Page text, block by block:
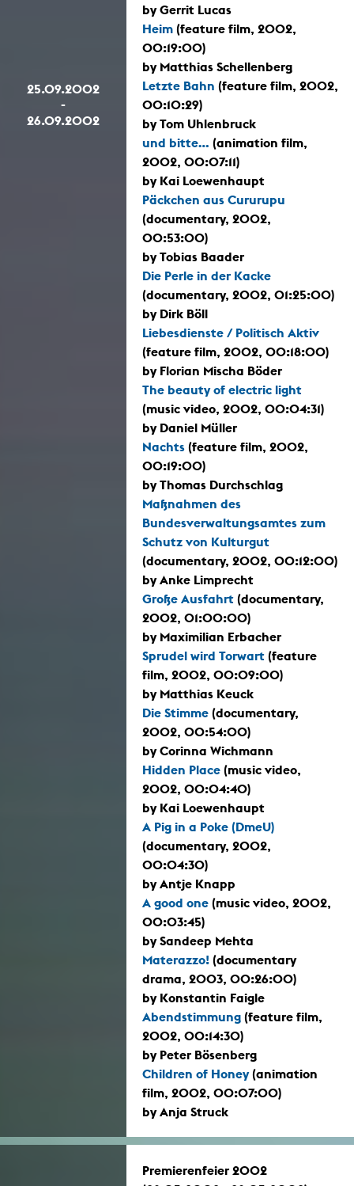
25.09.2002
-
26.09.2002
by Gerrit Lucas
Heim (feature film, 2002,
00:19:00)
by Matthias Schellenberg
Letzte Bahn (feature film, 2002,
00:10:29)
by Tom Uhlenbruck
und bitte... (animation film,
2002, 00:07:11)
by Kai Loewenhaupt
Päckchen aus Cururupu
(documentary, 2002,
00:53:00)
by Tobias Baader
Die Perle in der Kacke
(documentary, 2002, 01:25:00)
by Dirk Böll
Liebesdienste / Politisch Aktiv
(feature film, 2002, 00:18:00)
by Florian Mischa Böder
The beauty of electric light
(music video, 2002, 00:04:31)
by Daniel Müller
Nachts (feature film, 2002,
00:19:00)
by Thomas Durchschlag
Maßnahmen des
Bundesverwaltungsamtes zum
Schutz von Kulturgut
(documentary, 2002, 00:12:00)
by Anke Limprecht
Große Ausfahrt (documentary,
2002, 01:00:00)
by Maximilian Erbacher
Sprudel wird Torwart (feature
film, 2002, 00:09:00)
by Matthias Keuck
Die Stimme (documentary,
2002, 00:54:00)
by Corinna Wichmann
Hidden Place (music video,
2002, 00:04:40)
by Kai Loewenhaupt
A Pig in a Poke (DmeU)
(documentary, 2002,
00:04:30)
by Antje Knapp
A good one (music video, 2002,
00:03:45)
by Sandeep Mehta
Materazzo! (documentary
drama, 2003, 00:26:00)
by Konstantin Faigle
Abendstimmung (feature film,
2002, 00:14:30)
by Peter Bösenberg
Children of Honey(animation
film, 2002, 00:07:00)
by Anja Struck
Premierenfeier 2002